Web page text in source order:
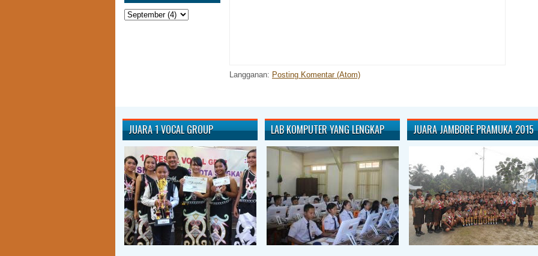
Langganan: Posting Komentar (Atom)
JUARA 1 VOCAL GROUP LAB KOMPUTER YANG LENGKAP JUARA JAMBORE PRAMUKA 2015